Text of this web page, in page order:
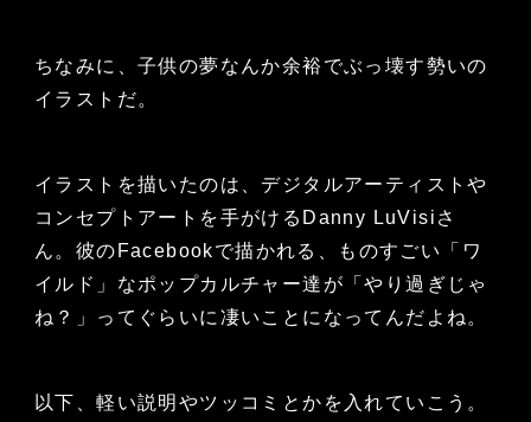
ちなみに、子供の夢なんか余裕でぶっ壊す勢いの
イラストだ。
イラストを描いたのは、デジタルアーティストや
コンセプトアートを手がけるDanny LuVisiさ
ん。彼のFacebookで描かれる、ものすごい「ワ
イルド」なポップカルチャー達が「やり過ぎじゃ
ね？」ってぐらいに凄いことになってんだよね。
以下、軽い説明やツッコミとかを入れていこう。